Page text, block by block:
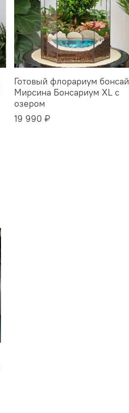
Готовый флорариум бонсай
Мирсина Бонсариум XL с
озером
19 990 ₽